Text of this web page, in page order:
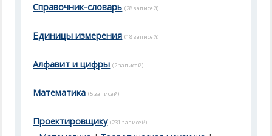
Справочник-словарь (28 записей)
Единицы измерения (18 записей)
Алфавит и цифры (2 записей)
Математика (5 записей)
Проектировщику (231 записей)